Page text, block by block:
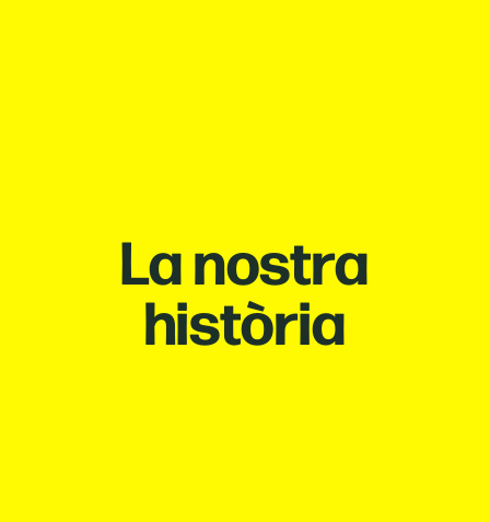
La nostra
història